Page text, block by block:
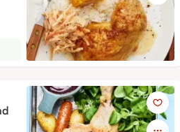
att tillaga
Allt i en form -